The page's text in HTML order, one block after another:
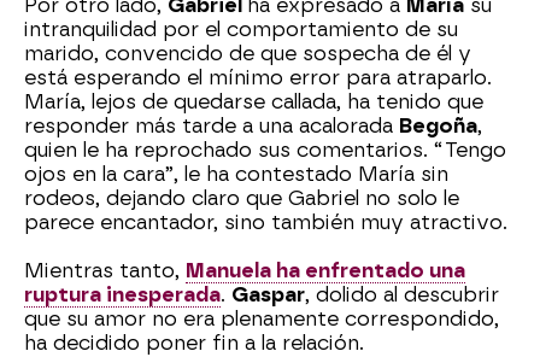
Por otro lado, Gabriel ha expresado a María su
intranquilidad por el comportamiento de su
marido, convencido de que sospecha de él y
está esperando el mínimo error para atraparlo.
María, lejos de quedarse callada, ha tenido que
responder más tarde a una acalorada Begoña,
quien le ha reprochado sus comentarios. “Tengo
ojos en la cara”, le ha contestado María sin
rodeos, dejando claro que Gabriel no solo le
parece encantador, sino también muy atractivo.
Mientras tanto, Manuela ha enfrentado una
ruptura inesperada. Gaspar, dolido al descubrir
que su amor no era plenamente correspondido,
ha decidido poner fin a la relación.